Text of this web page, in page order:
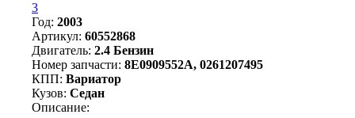
3
Год: 2003
Артикул: 60552868
Двигатель: 2.4 Бензин
Номер запчасти: 8E0909552A, 0261207495
КПП: Вариатор
Кузов: Седан
Описание: